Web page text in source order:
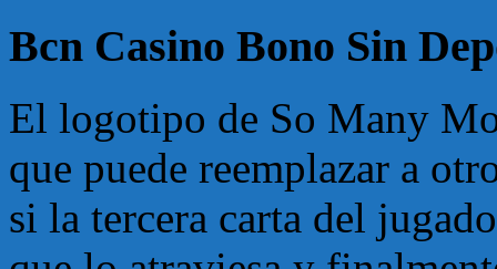
Bcn Casino Bono Sin
El logotipo de So Many
que puede reemplazar a
si la tercera carta del